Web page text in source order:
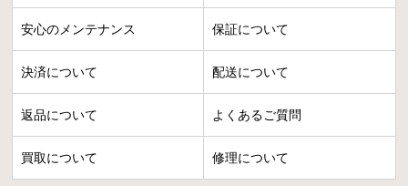
安心のメンテナンス 保証について
決済について 配送について
返品について よくあるご質問
買取について 修理について